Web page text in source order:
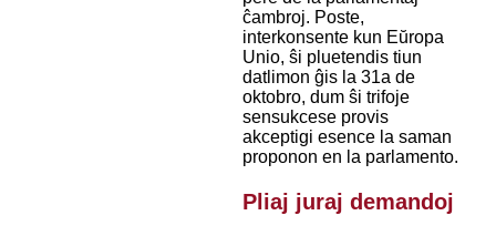
ĉambroj. Poste,
interkonsente kun Eŭropa
Unio, ŝi pluetendis tiun
datlimon ĝis la 31a de
oktobro, dum ŝi trifoje
sensukcese provis
akceptigi esence la saman
proponon en la parlamento.
Pliaj juraj demandoj